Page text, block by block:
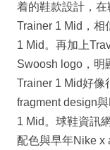
着的鞋款設計，
Trainer 1 Mid，相
1 Mid。再加上
Swoosh logo，明
Trainer 1 Mid好像
fragment design
1 Mid。球鞋資訊
配色與早年Nike x